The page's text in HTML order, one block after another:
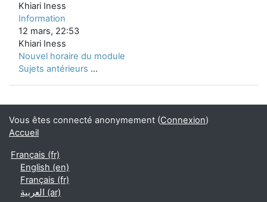
Khiari Iness
Information
12 mars, 22:53
Khiari Iness
Nouvel horaire du module
Sujets antérieurs ...
Vous êtes connecté anonymement (Connexion)
Accueil
Français ‎(fr)‎
English ‎(en)‎
Français ‎(fr)‎
العربية ‎(ar)‎